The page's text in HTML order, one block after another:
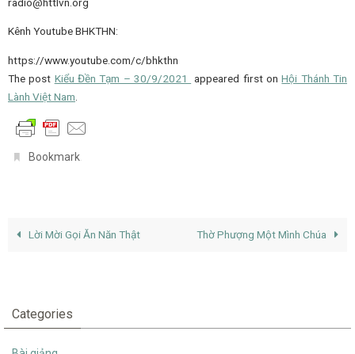
Kênh Youtube BHKTHN:
https://www.youtube.com/c/bhkthn
The post Kiểu Đền Tạm – 30/9/2021 appeared first onHội Thánh Tin
Lành Việt Nam
Bookmark.
Lời Mời Gọi Ăn Năn Thật Thờ Phượng Một Mình Chúa
Categories